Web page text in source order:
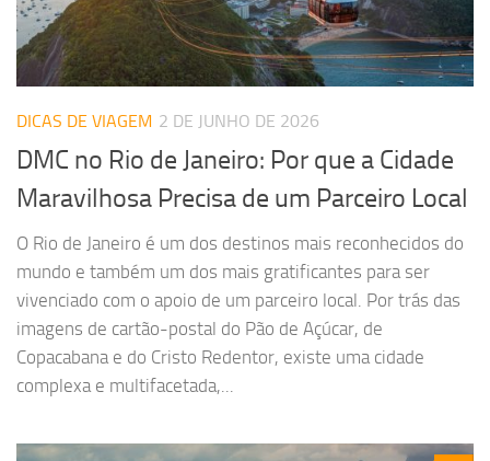
DICAS DE VIAGEM 2 DE JUNHO DE 2026
DMC no Rio de Janeiro: Por que a Cidade
Maravilhosa Precisa de um Parceiro Local
O Rio de Janeiro é um dos destinos mais reconhecidos do
mundo e também um dos mais gratificantes para ser
vivenciado com o apoio de um parceiro local. Por trás das
imagens de cartão-postal do Pão de Açúcar, de
Copacabana e do Cristo Redentor, existe uma cidade
complexa e multifacetada,...